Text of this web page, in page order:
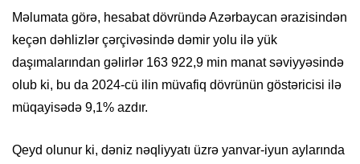
Məlumata görə, hesabat dövründə Azərbaycan ərazisindən
keçən dəhlizlər çərçivəsində dəmir yolu ilə yük
daşımalarından gəlirlər 163 922,9 min manat səviyyəsində
olub ki, bu da 2024-cü ilin müvafiq dövrünün göstəricisi ilə
müqayisədə 9,1% azdır.
Qeyd olunur ki, dəniz nəqliyyatı üzrə yanvar-iyun aylarında